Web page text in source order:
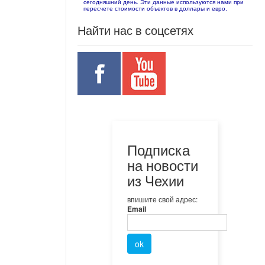
сегодняшний день. Эти данные используются нами при
пересчете стоимости объектов в доллары и евро.
Найти нас в соцсетях
Подписка
на новости
из Чехии
впишите свой адрес:
Email